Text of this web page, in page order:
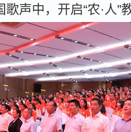
声中，开启“农·人”